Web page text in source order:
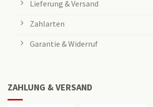
Lieferung & Versand
Zahlarten
Garantie & Widerruf
ZAHLUNG & VERSAND